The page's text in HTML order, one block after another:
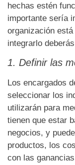
hechas estén
importante sería
organización
integrarlo
1. Definir las
Los encargados
seleccionar los
utilizarán para
tienen que estar
negocios, y
productos, los
con las